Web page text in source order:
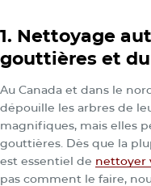
1. Nettoyage
gouttières et
Au Canada et dans le
dépouille les arbres de
magnifiques, mais elles
gouttières. Dès que la
est essentiel de nettoyer
pas comment le faire,